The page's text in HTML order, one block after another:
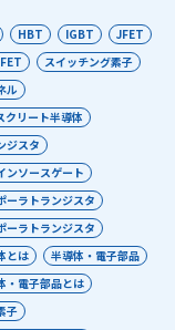
HBT IGBT
JFET
スイッチング素子
ル
クリート半導体
ジスタ
ンソースゲート
ーラトランジスタ
ーラトランジスタ
とは
半導体・電子部品
・電子部品とは
子